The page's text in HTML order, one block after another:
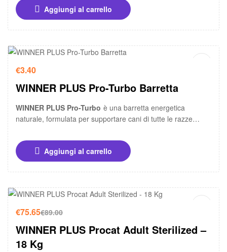
Aggiungi al carrello
€3.40
WINNER PLUS Pro-Turbo Barretta
WINNER PLUS Pro-Turbo è una barretta energetica
naturale, formulata per supportare cani di tutte le razze
Aggiungi al carrello
-15%
€89.00
€75.65
WINNER PLUS Procat Adult Sterilized –
18 Kg